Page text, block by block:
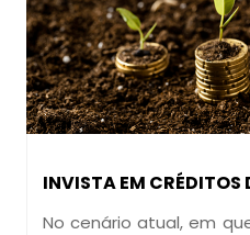
INVISTA EM CRÉDITOS
No cenário atual, em